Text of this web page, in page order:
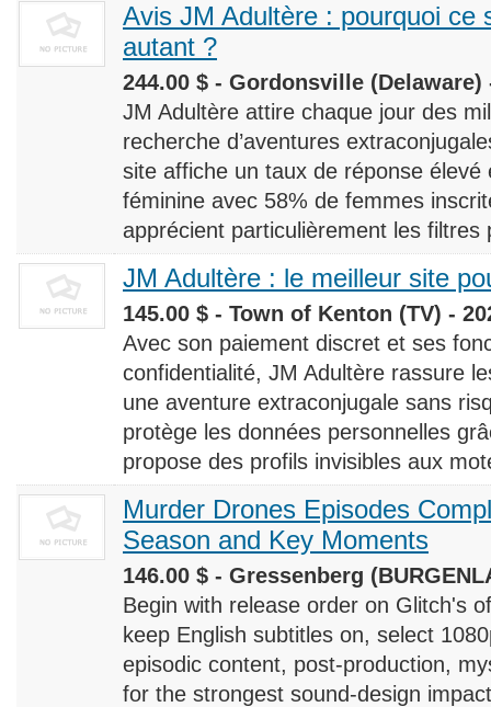
Avis JM Adultère : pourquoi ce
autant ?
244.00 $ - Gordonsville (Delaware)
JM Adultère attire chaque jour des
recherche d’aventures
site affiche un taux de réponse
féminine avec 58% de femmes
apprécient particulièrement les filtres
JM Adultère : le meilleur site
145.00 $ - Town of Kenton (TV) -
Avec son paiement discret et ses
confidentialité, JM Adultère rassure
une aventure extraconjugale sans
protège les données personnelles
propose des profils invisibles aux
Murder Drones Episodes
Season and Key Moments
146.00 $ - Gressenberg
Begin with release order on Glitch's
keep English subtitles on, select
episodic content, post-production,
for the strongest sound-design